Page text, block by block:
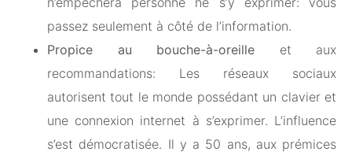
passez seulement à côté de l’information.
Propice au bouche-à-oreille et aux
recommandations: Les réseaux sociaux
autorisent tout le monde possédant un clavier et
une connexion internet à s’exprimer. L’influence
s’est démocratisée. Il y a 50 ans, aux prémices